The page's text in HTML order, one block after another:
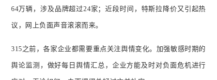
64万辆，涉及品牌超过24家；近段时间，特斯拉降价又引起热
议，网上负面声音滚滚而来。
315之前，各家企业都需要重点关注舆情变化。加强敏感时期的
舆论监测，做好每日舆情汇总，企业方能及时对负面危机进行